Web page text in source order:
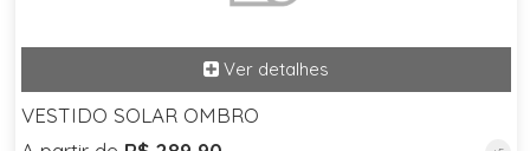
VESTIDO SOLAR OMBRO